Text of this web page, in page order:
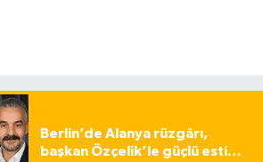
Berlin’de Alanya rüzgârı,
başkan Özçelik’le güçlü esti…